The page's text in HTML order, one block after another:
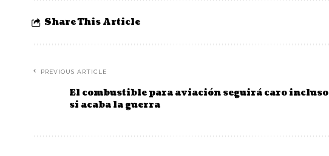
Share This Article
PREVIOUS ARTICLE
El combustible para aviación seguirá caro incluso
si acaba la guerra